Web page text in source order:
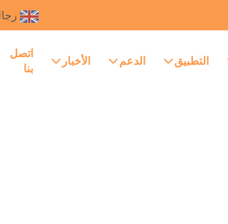
التطبيق الدعم الأخبار
اتصل
بنا